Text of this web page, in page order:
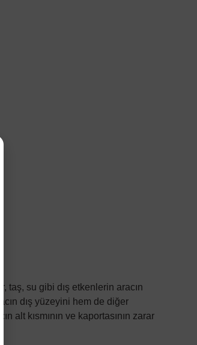
taş, su gibi dış etkenlerin aracın
dış yüzeyini hem de diğer
alt kısmının ve kaportasının zarar